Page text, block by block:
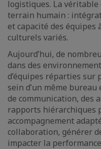
logistiques. La
terrain humain :
et capacité des équipes
culturels variés.
Aujourd’hui, de
dans des
d’équipes réparties sur
sein d’un même
de communication, des
rapports hiérarchiques
accompagnement
collaboration, générer
impacter la